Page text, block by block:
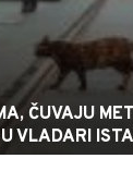
ČUVAJU
VLADARI